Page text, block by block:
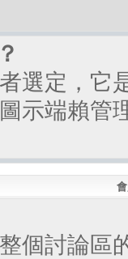
選定，它
示端賴管
個討論區